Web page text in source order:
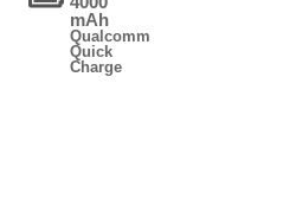
mAh
Qualcomm
Quick
Charge